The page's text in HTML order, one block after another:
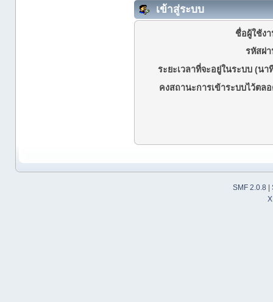
เข้าสู่ระบบ
ชื่อผู้ใช้ง
รหัสผ่
ระยะเวลาที่จะอยู่ในระบบ (นา
คงสถานะการเข้าระบบไว้ตล
SMF 2.0.8